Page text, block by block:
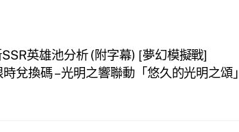
英雄池分析 (附字幕) [夢幻模擬戰]
兌換碼 – 光明之響聯動「悠久的光明之頌」